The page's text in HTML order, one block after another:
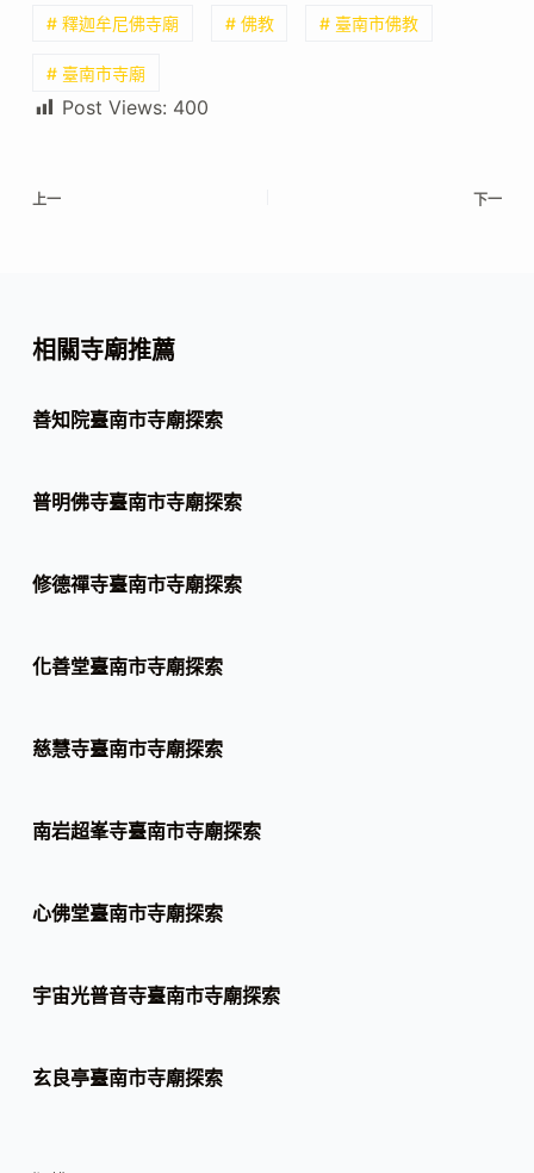
# 釋迦牟尼佛寺廟 # 佛教 # 臺南市佛教
# 臺南市寺廟
Post Views: 400
上一 下一
相關寺廟推薦
善知院臺南市寺廟探索
普明佛寺臺南市寺廟探索
修德禪寺臺南市寺廟探索
化善堂臺南市寺廟探索
慈慧寺臺南市寺廟探索
南岩超峯寺臺南市寺廟探索
心佛堂臺南市寺廟探索
宇宙光普音寺臺南市寺廟探索
玄良亭臺南市寺廟探索